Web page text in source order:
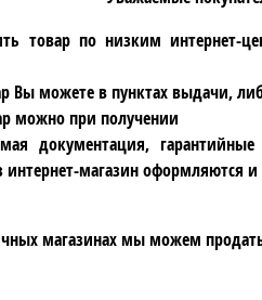
товар по низким интернет-
Вы можете в пунктах выдачи,
можно при получении
документация,
интернет-магазин оформляются
магазинах мы можем